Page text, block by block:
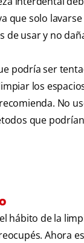
que solo
de usar y no
podría ser
los
No
que
hábito de la
Ahora